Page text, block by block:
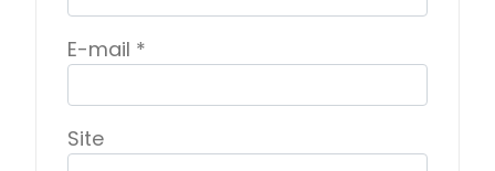
E-mail *
Site